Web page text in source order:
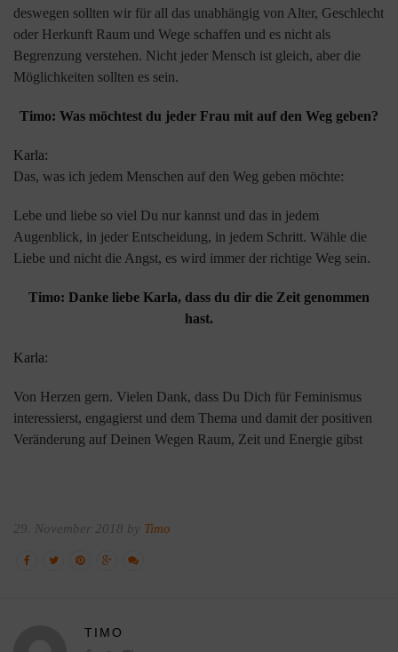
deswegen sollten wir für all das unabhängig von Alter, Geschlecht
oder Herkunft Raum und Wege schaffen und es nicht als
Begrenzung verstehen. Nicht jeder Mensch ist gleich, aber die
Möglichkeiten sollten es sein.
Timo: Was möchtest du jeder Frau mit auf den Weg geben?
Karla:
Das, was ich jedem Menschen auf den Weg geben möchte:
Lebe und liebe so viel Du nur kannst und das in jedem
Augenblick, in jeder Entscheidung, in jedem Schritt. Wähle die
Liebe und nicht die Angst, es wird immer der richtige Weg sein.
Timo: Danke liebe Karla, dass du dir die Zeit genommen
hast.
Karla:
Von Herzen gern. Vielen Dank, dass Du Dich für Feminismus
interessierst, engagierst und dem Thema und damit der positiven
Veränderung auf Deinen Wegen Raum, Zeit und Energie gibst
29. November 2018 by Timo
TIMO